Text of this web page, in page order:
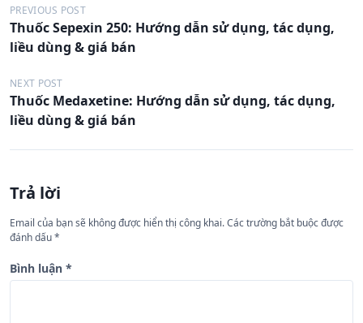
Đ
i
u
h
n
b
à
i
PREVIOUS POST
Thuốc Sepexin 250: Hướng dẫn sử dụng, tác dụng,
liều dùng & giá bán
NEXT POST
Thuốc Medaxetine: Hướng dẫn sử dụng, tác dụng,
liều dùng & giá bán
Trả lời
Email của bạn sẽ không được hiển thị công khai.Các trường bắt buộc được
đánh dấu*
Bình luận *